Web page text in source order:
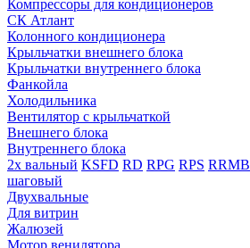
Компрессоры для кондиционеров
СК Атлант
Колонного кондиционера
Крыльчатки внешнего блока
Крыльчатки внутреннего блока
Фанкойла
Холодильника
Вентилятор с крыльчаткой
Внешнего блока
Внутреннего блока
2х вальный KSFD RD RPG RPS RRMB
шаговый
Двухвальные
Для витрин
Жалюзей
Мотор венилятора